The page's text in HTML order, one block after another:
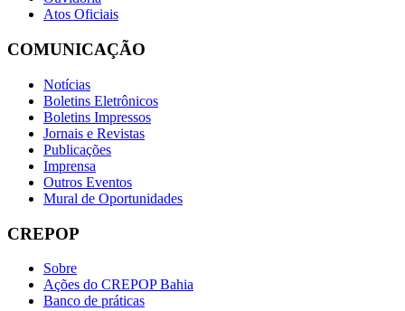
Atos Oficiais
COMUNICAÇÃO
Notícias
Boletins Eletrônicos
Boletins Impressos
Jornais e Revistas
Publicações
Imprensa
Outros Eventos
Mural de Oportunidades
CREPOP
Sobre
Ações do CREPOP Bahia
Banco de práticas